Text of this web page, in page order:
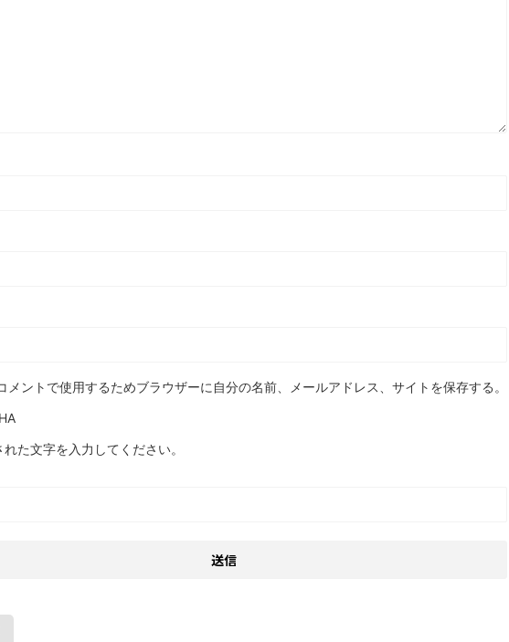
メントで使用するためブラウザーに自分の名前、メールアドレス、サイトを保存する。
れた文字を入力してください。